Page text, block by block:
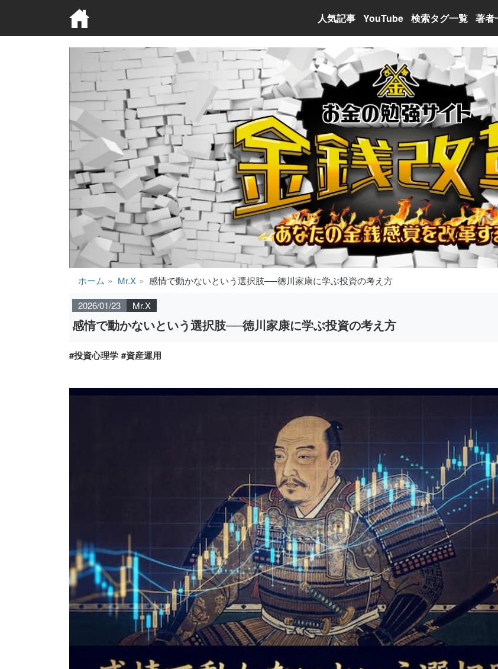
人気記事 YouTube 検索タグ一覧 著者
ホーム Mr.X
感情で動かないという選択肢──徳川家康に学ぶ投資の考え方
2026/01/23
Mr.X
感情で動かないという選択肢──徳川家康に学ぶ投資の考え方
#投資心理学 #資産運用